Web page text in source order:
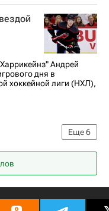
Андрей
дня в
хоккейной лиги (НХЛ),
Еще6